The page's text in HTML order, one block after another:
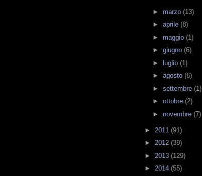
► marzo (13)
► aprile (8)
► maggio (1)
► giugno (6)
►
luglio (1)
► agosto (6)
► settembre (1)
► ottobre (2)
► novembre (7)
► 2011 (91)
► 2012 (39)
► 2013 (129)
► 2014 (55)